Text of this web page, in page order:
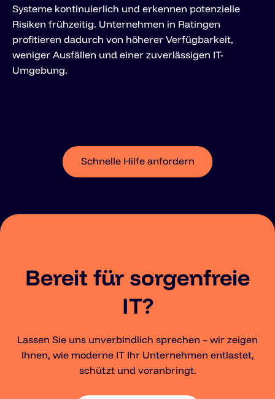
Systeme kontinuierlich und erkennen potenzielle
Risiken frühzeitig. Unternehmen in Ratingen
profitieren dadurch von höherer Verfügbarkeit,
weniger Ausfällen und einer zuverlässigen IT-
Umgebung.
Schnelle Hilfe anfordern
Bereit für sorgenfreie
IT?
Lassen Sie uns unverbindlich sprechen – wir zeigen
Ihnen, wie moderne IT Ihr Unternehmen entlastet,
schützt und voranbringt.